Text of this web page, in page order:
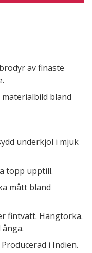
av finaste
bland
underkjol i mjuk
topp upptill.
mått bland
fintvätt. Hängtorka.
i Indien.